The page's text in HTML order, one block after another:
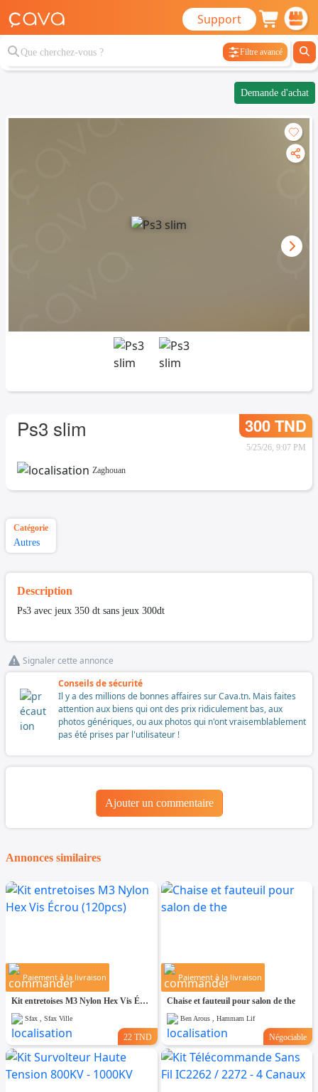
Support
Filtre avancé
Demande d'achat
Ps3 slim 300 TND
5/25/26, 9:07 PM
Zaghouan
Catégorie
Autres
Description
Ps3 avec jeux 350 dt sans jeux 300dt
Signaler cette annonce
Conseils de sécurité
Il y a des millions de bonnes affaires sur Cava.tn. Mais faites
attention aux biens qui ont des prix ridiculement bas, aux
photos génériques, ou aux photos qui n'ont vraisemblablement
pas été prises par l'utilisateur !
Ajouter un commentaire
Annonces similaires
Paiement à la livraison
Kit entretoises M3 Nylon Hex Vis Écrou (120pcs)
Sfax , Sfax Ville
22 TND
Paiement à la livraison
Chaise et fauteuil pour salon de the
Ben Arous , Hammam Lif
Négociable